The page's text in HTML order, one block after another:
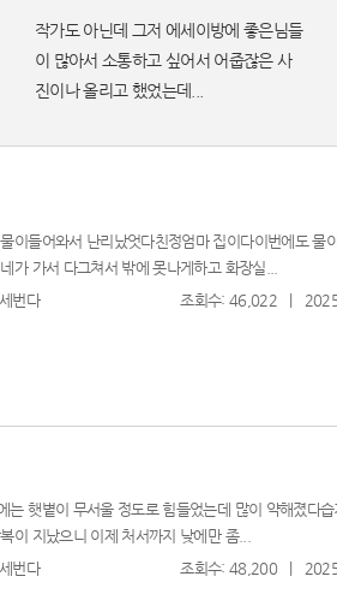
작가도 아닌데 그저 에세이방에 좋은님들
이 많아서 소통하고 싶어서 어줍잖은 사
진이나 올리고 했었는데...
이들어와서 난리났엇다친정엄마 집이다이번에도 물
가 가서 다그쳐서 밖에 못나게하고 화장실...
번다 조회수: 46,022
는 햇볕이 무서울 정도로 힘들었는데 많이 약해졌다습
이 지났으니 이제 처서까지 낮에만 좀...
번다 조회수: 48,200